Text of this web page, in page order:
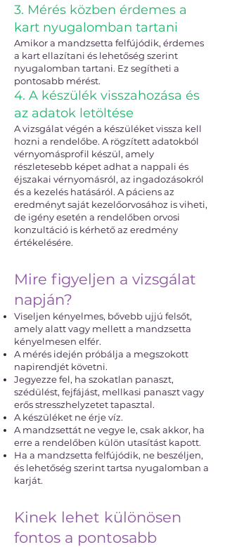
3. Mérés közben érdemes a
kart nyugalomban tartani
Amikor a mandzsetta felfújódik, érdemes
a kart ellazítani és lehetőség szerint
nyugalomban tartani. Ez segítheti a
pontosabb mérést.
4. A készülék visszahozása és
az adatok letöltése
A vizsgálat végén a készüléket vissza kell
hozni a rendelőbe. A rögzített adatokból
vérnyomásprofil készül, amely
részletesebb képet adhat a nappali és
éjszakai vérnyomásról, az ingadozásokról
és a kezelés hatásáról. A páciens az
eredményt saját kezelőorvosához is viheti,
de igény esetén a rendelőben orvosi
konzultáció is kérhető az eredmény
értékelésére.
Mire figyeljen a vizsgálat
napján?
Viseljen kényelmes, bővebb ujjú felsőt,
amely alatt vagy mellett a mandzsetta
kényelmesen elfér.
A mérés idején próbálja a megszokott
napirendjét követni.
Jegyezze fel, ha szokatlan panaszt,
szédülést, fejfájást, mellkasi panaszt vagy
erős stresszhelyzetet tapasztal.
A készüléket ne érje víz.
A mandzsettát ne vegye le, csak akkor, ha
erre a rendelőben külön utasítást kapott.
Ha a mandzsetta felfújódik, ne beszéljen,
és lehetőség szerint tartsa nyugalomban a
karját.
Kinek lehet különösen
fontos a pontosabb